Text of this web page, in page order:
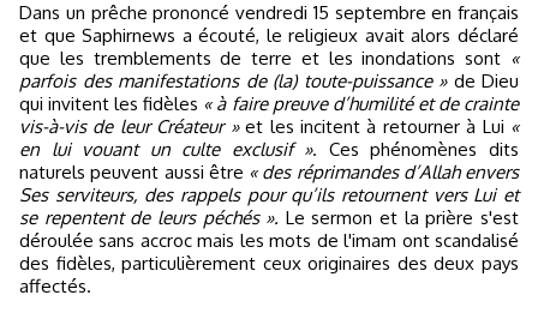
Dans un prêche prononcé vendredi 15 septembre en français
et que Saphirnews a écouté, le religieux avait alors déclaré
que les tremblements de terre et les inondations sont «
parfois des manifestations de (la) toute-puissance »de Dieu
qui invitent les fidèles « à faire preuve d’humilité et de crainte
vis-à-vis de leur Créateur »et les incitent à retourner à Lui «
en lui vouant un culte exclusif ». Ces phénomènes dits
naturels peuvent aussi être « des réprimandes d’Allah envers
Ses serviteurs, des rappels pour qu’ils retournent vers Lui et
se repentent de leurs péchés ». Le sermon et la prière s'est
déroulée sans accroc mais les mots de l'imam ont scandalisé
des fidèles, particulièrement ceux originaires des deux pays
affectés.